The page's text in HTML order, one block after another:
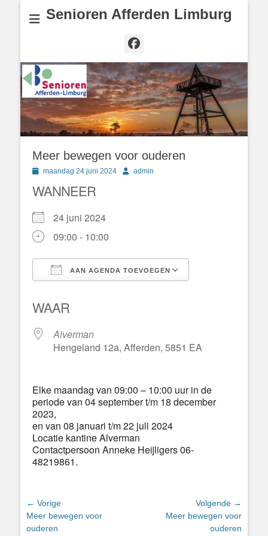
Senioren Afferden Limburg
Facebook
Meer bewegen voor ouderen
Geplaatst
maandag 24 juni 2024 Authoradmin
WANNEER
24 juni 2024
09:00 - 10:00
AAN AGENDA TOEVOEGEN
WAAR
Alverman
Hengeland 12a, Afferden, 5851 EA
Elke maandag van 09:00 – 10:00 uur in de
periode van 04 september t/m 18 december
2023,
en van 08 januari t/m 22 juli 2024
Locatie kantine Alverman
Contactpersoon Anneke Heijligers 06-
48219861.
Bericht
navigatie
← Vorige
Vorig
bericht:
Meer bewegen voor
ouderen
Volgende →
Meer bewegen voor
ouderen